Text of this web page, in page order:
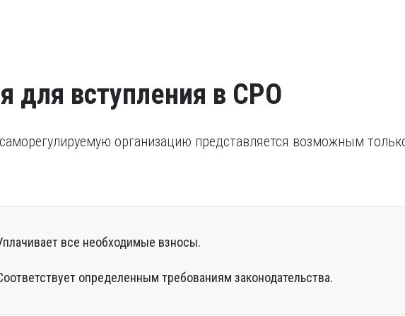
для вступления в СРО
организацию представляется возможным
все необходимые взносы.
определенным требованиям законодательства.